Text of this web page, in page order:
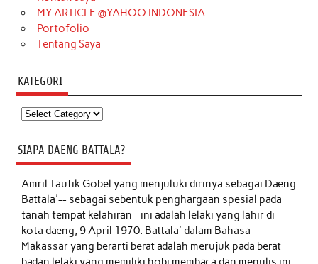
MY ARTICLE @YAHOO INDONESIA
Portofolio
Tentang Saya
KATEGORI
Kategori
SIAPA DAENG BATTALA?
Amril Taufik Gobelyang menjuluki dirinya sebagai Daeng
Battala'-- sebagai sebentuk penghargaan spesial pada
tanah tempat kelahiran--ini adalah lelaki yang lahir di
kota daeng, 9 April 1970. Battala' dalam Bahasa
Makassar yang berarti berat adalah merujuk pada berat